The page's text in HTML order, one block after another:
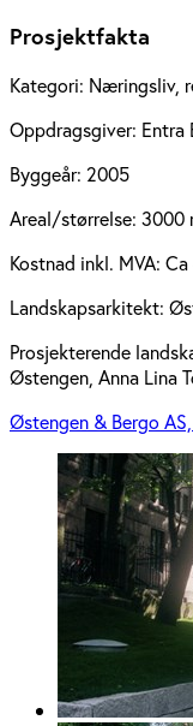
Prosjektfakta
Kategori: Næringsliv,
Oppdragsgiver: Entra
Byggeår: 2005
Areal/størrelse: 3000
Kostnad inkl. MVA:
Landskapsarkitekt:
Prosjekterende
Østengen, Anna Lina
Østengen & Bergo